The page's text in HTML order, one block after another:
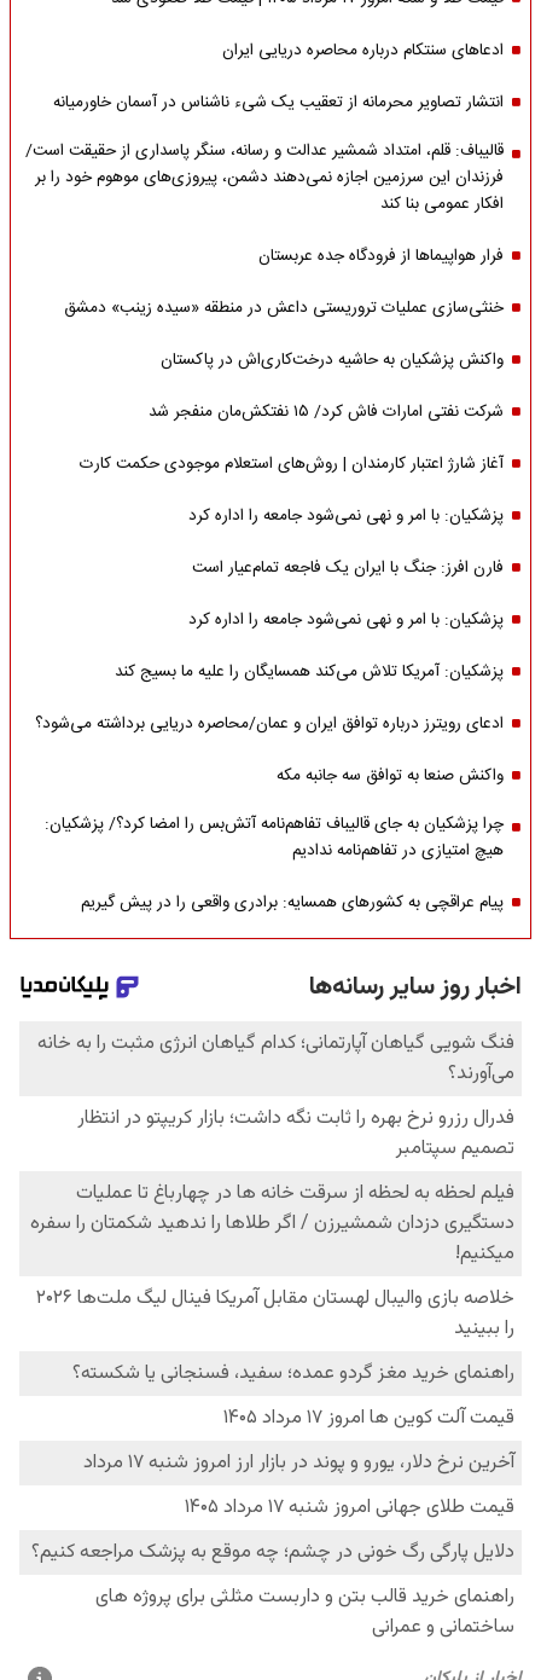
ادعاهای سنتکام درباره محاصره دریایی ایران
انتشار تصاویر محرمانه از تعقیب یک شیء ناشناس در آسمان خاورمیانه
قالیباف: قلم، امتداد شمشیر عدالت و رسانه، سنگر پاسداری از حقیقت است/
فرزندان این سرزمین اجازه نمی‌دهند دشمن، پیروزی‌های موهوم خود را بر
افکار عمومی بنا کند
فرار هواپیماها از فرودگاه جده عربستان
خنثی‌سازی عملیات تروریستی داعش در منطقه «سیده زینب» دمشق
واکنش پزشکیان به حاشیه درخت‌کاری‌اش در پاکستان
شرکت نفتی امارات فاش کرد/ ۱۵ نفتکش‌مان منفجر شد
آغاز شارژ اعتبار کارمندان | روش‌های استعلام موجودی حکمت کارت
پزشکیان: با امر و نهی نمی‌شود جامعه را اداره کرد
فارن افرز: جنگ با ایران یک فاجعه تمام‌عیار است
پزشکیان: با امر و نهی نمی‌شود جامعه را اداره کرد
پزشکیان: آمریکا تلاش می‌کند همسایگان را علیه ما بسیج کند
ادعای رویترز درباره توافق ایران و عمان/محاصره دریایی برداشته می‌شود؟
واکنش صنعا به توافق سه جانبه مکه
چرا پزشکیان به جای قالیباف تفاهم‌نامه آتش‌بس را امضا کرد؟/ پزشکیان:
هیچ امتیازی در تفاهم‌نامه ندادیم
پیام عراقچی به کشورهای همسایه: برادری واقعی را در پیش گیریم